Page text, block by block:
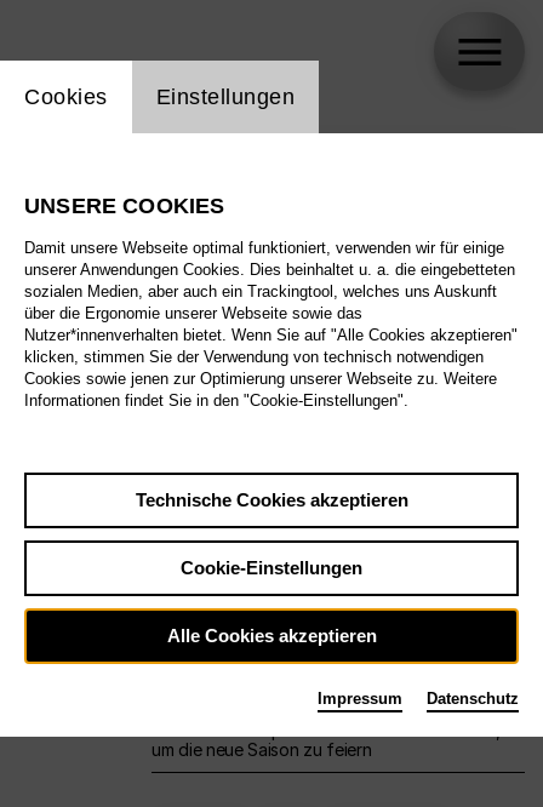
Alle Sparten
Alle Spielstätten
Alle Merkmale
Sa29.8.
Großes Haus
12:00 Eröffnungswochenende
um die neue Saison zu feiern
Einstellung Website Cookie
Cookies Einstellungen
UNSERE COOKIES
Damit unsere Webseite optimal funktioniert, verwenden wir für einige
unserer Anwendungen Cookies. Dies beinhaltet u. a. die eingebetteten
sozialen Medien, aber auch ein Trackingtool, welches uns Auskunft
über die Ergonomie unserer Webseite sowie das
Nutzer*innenverhalten bietet. Wenn Sie auf "Alle Cookies akzeptieren"
klicken, stimmen Sie der Verwendung von technisch notwendigen
Cookies sowie jenen zur Optimierung unserer Webseite zu. Weitere
Informationen findet Sie in den "Cookie-Einstellungen".
Technische Cookies akzeptieren
Cookie-Einstellungen
Alle Cookies akzeptieren
Impressum Datenschutz